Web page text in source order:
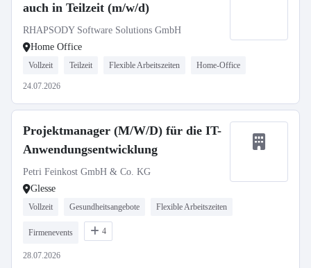
auch in Teilzeit (m/w/d)
RHAPSODY Software Solutions GmbH
Home Office
Vollzeit Teilzeit Flexible Arbeitszeiten Home-Office
24.07.2026
Projektmanager (M/W/D) für die IT-
Anwendungsentwicklung
Petri Feinkost GmbH & Co. KG
Glesse
Vollzeit Gesundheitsangebote Flexible Arbeitszeiten
Firmenevents 4
28.07.2026